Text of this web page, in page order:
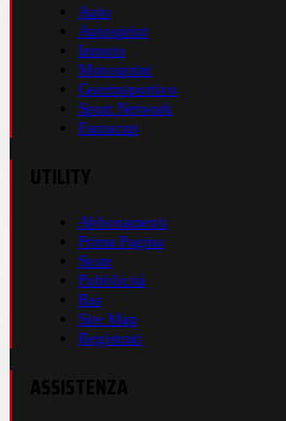
Auto
Autosprint
Inmoto
Motosprint
Guerinsportivo
Sport Network
Fantacup
Abbonamenti
Prima Pagina
Store
Pubblicità
Rss
Site Map
Registrati